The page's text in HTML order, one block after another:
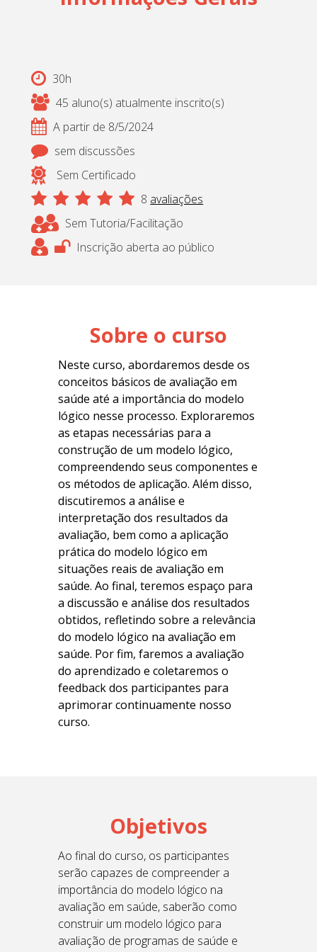
30h
45 aluno(s) atualmente inscrito(s)
A partir de 8/5/2024
sem discussões
Sem Certificado
8 avaliações
Sem Tutoria/Facilitação
Inscrição aberta ao público
Sobre o curso
Neste curso, abordaremos desde os
conceitos básicos de avaliação em
saúde até a importância do modelo
lógico nesse processo. Exploraremos
as etapas necessárias para a
construção de um modelo lógico,
compreendendo seus componentes e
os métodos de aplicação. Além disso,
discutiremos a análise e
interpretação dos resultados da
avaliação, bem como a aplicação
prática do modelo lógico em
situações reais de avaliação em
saúde. Ao final, teremos espaço para
a discussão e análise dos resultados
obtidos, refletindo sobre a relevância
do modelo lógico na avaliação em
saúde. Por fim, faremos a avaliação
do aprendizado e coletaremos o
feedback dos participantes para
aprimorar continuamente nosso
curso.
Objetivos
Ao final do curso, os participantes
serão capazes de compreender a
importância do modelo lógico na
avaliação em saúde, saberão como
construir um modelo lógico para
avaliação de programas de saúde e